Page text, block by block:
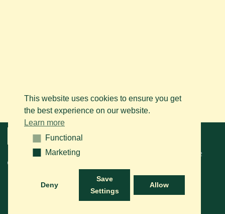
Menu
© 2026 BAPS vzw. Tous droits réservés. Contactez-nous sur le
+32
(0)14 61 76 09
This website uses cookies to ensure you get
the best experience on our website.
Learn more
Functional
Functional
MarketingMarketing
Deny
Save
Settings
Allow